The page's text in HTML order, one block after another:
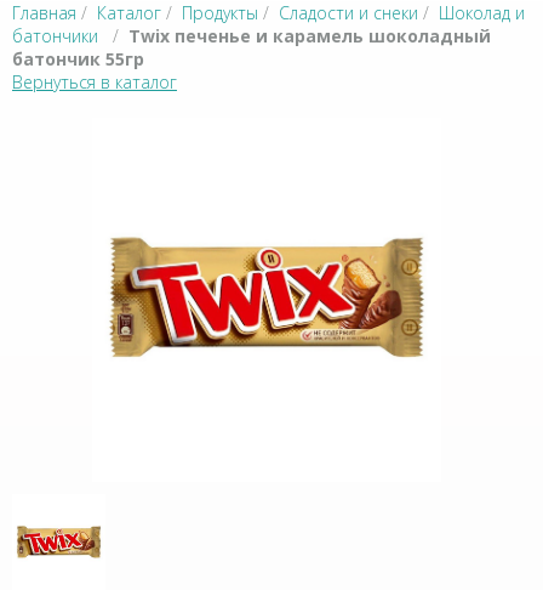
Главная / Каталог / Продукты / Сладости и снеки / Шоколад и
батончики / Twix печенье и карамель шоколадный
батончик 55гр
Вернуться в каталог